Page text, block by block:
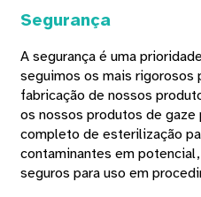
Segurança
A segurança é uma
seguimos os mais rigorosos
fabricação de nossos
os nossos produtos de gaze
completo de esterilização
contaminantes em
seguros para uso em